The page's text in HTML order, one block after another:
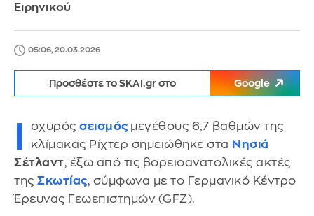
Ειρηνικού
05:06, 20.03.2026
Προσθέστε το SKAI.gr στο Google
σχυρός σεισμός μεγέθους 6,7 βαθμών της
κλίμακας Ρίχτερ σημειώθηκε στα Νησιά
Σέτλαντ, έξω από τις βορειοανατολικές ακτές
της Σκωτίας, σύμφωνα με το Γερμανικό Κέντρο
Έρευνας Γεωεπιστημών (GFZ).